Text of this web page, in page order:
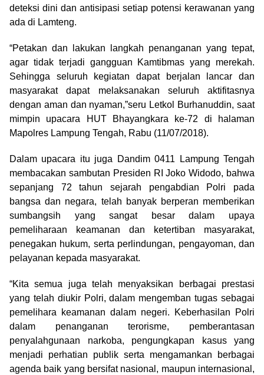
deteksi dini dan antisipasi setiap potensi kerawanan yang
ada di Lamteng.
“Petakan dan lakukan langkah penanganan yang tepat,
agar tidak terjadi gangguan Kamtibmas yang merekah.
Sehingga seluruh kegiatan dapat berjalan lancar dan
masyarakat dapat melaksanakan seluruh aktifitasnya
dengan aman dan nyaman,”seru Letkol Burhanuddin, saat
mimpin upacara HUT Bhayangkara ke-72 di halaman
Mapolres Lampung Tengah, Rabu (11/07/2018).
Dalam upacara itu juga Dandim 0411 Lampung Tengah
membacakan sambutan Presiden RI Joko Widodo, bahwa
sepanjang 72 tahun sejarah pengabdian Polri pada
bangsa dan negara, telah banyak berperan memberikan
sumbangsih yang sangat besar dalam upaya
pemeliharaan keamanan dan ketertiban masyarakat,
penegakan hukum, serta perlindungan, pengayoman, dan
pelayanan kepada masyarakat.
“Kita semua juga telah menyaksikan berbagai prestasi
yang telah diukir Polri, dalam mengemban tugas sebagai
pemelihara keamanan dalam negeri. Keberhasilan Polri
dalam penanganan terorisme, pemberantasan
penyalahgunaan narkoba, pengungkapan kasus yang
menjadi perhatian publik serta mengamankan berbagai
agenda baik yang bersifat nasional, maupun internasional,